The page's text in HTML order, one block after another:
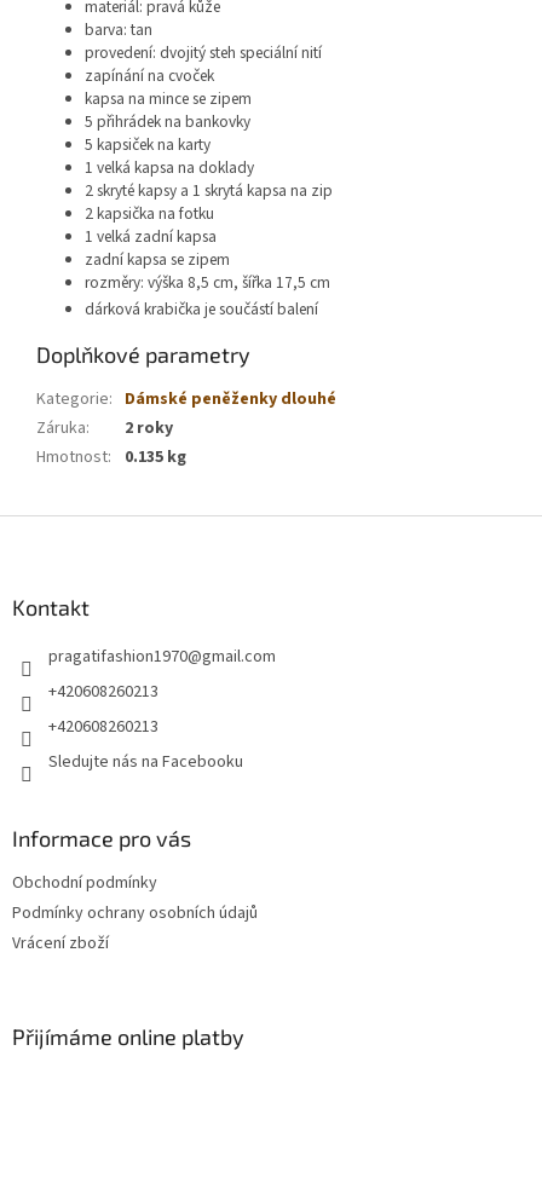
materiál: pravá kůže
barva: tan
provedení: dvojitý steh speciální nití
zapínání na cvoček
kapsa na mince se zipem
5 přihrádek na bankovky
5 kapsiček na karty
1 velká kapsa na doklady
2 skryté kapsy a 1 skrytá kapsa na zip
2 kapsička na fotku
1 velká zadní kapsa
zadní kapsa se zipem
rozměry: výška 8,5 cm, šířka 17,5 cm
dárková krabička je součástí balení
Doplňkové parametry
Kategorie: Dámské peněženky dlouhé
Záruka:
2 roky
Hmotnost: 0.135 kg
Kontakt
pragatifashion1970@gmail.com
+420608260213
+420608260213
Sledujte nás na Facebooku
Informace pro vás
Obchodní podmínky
Podmínky ochrany osobních údajů
Vrácení zboží
Přijímáme online platby